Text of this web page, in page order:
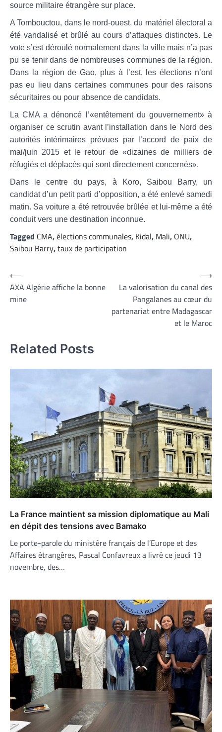
source militaire étrangère sur place.
A Tombouctou, dans le nord-ouest, du matériel électoral a
été vandalisé et brûlé au cours d’attaques distinctes. Le
vote s’est déroulé normalement dans la ville mais n’a pas
pu se tenir dans de nombreuses communes de la région.
Dans la région de Gao, plus à l’est, les élections n’ont
pas eu lieu dans certaines communes pour des raisons
sécuritaires ou pour absence de candidats.
La CMA a dénoncé l’«entêtement du gouvernement» à
organiser ce scrutin avant l’installation dans le Nord des
autorités intérimaires prévues par l’accord de paix de
mai/juin 2015 et le retour de «dizaines de milliers de
réfugiés et déplacés qui sont directement concernés».
Dans le centre du pays, à Koro, Saibou Barry, un
candidat d’un petit parti d’opposition, a été enlevé samedi
matin. Sa voiture a été retrouvée brûlée et lui-même a été
conduit vers une destination inconnue.
Tagged CMA,élections communales, Kidal, Mali, ONU,
Saibou Barry,taux de participation
Navigation
de
l’article
⟵
AXA Algérie affiche la bonne
mine
La valorisation du canal des
Pangalanes au cœur du
partenariat entre Madagascar
et le Maroc
⟶
Related Posts
La France maintient sa mission diplomatique au Mali
en dépit des tensions avec Bamako
Le porte-parole du ministère français de l’Europe et des
Affaires étrangères, Pascal Confavreux a livré ce jeudi 13
novembre, des…